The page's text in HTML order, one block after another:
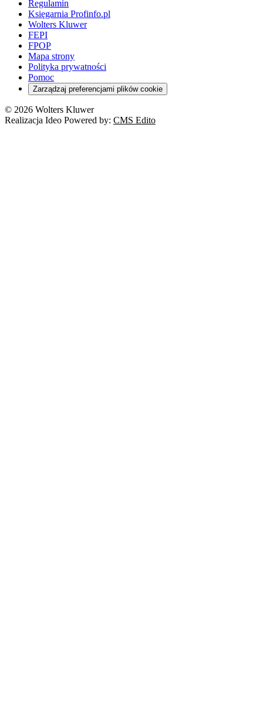
Regulamin
Księgarnia Profinfo.pl
Wolters Kluwer
FEPI
FPOP
Mapa strony
Polityka prywatności
Pomoc
Zarządzaj preferencjami plików cookie
© 2026 Wolters Kluwer
Realizacja Ideo Powered by: CMS Edito